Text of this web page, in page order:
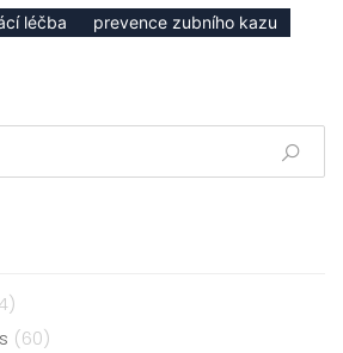
léčba
prevence zubního kazu
(60)